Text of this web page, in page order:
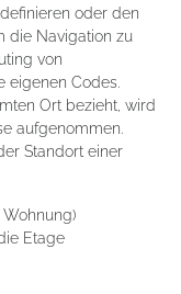
oder den
die Navigation zu
von
eigenen Codes.
Ort bezieht, wird
aufgenommen.
Standort einer
Etage